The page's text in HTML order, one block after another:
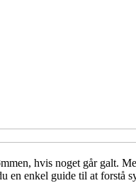
hvis noget går galt.
en enkel guide til at forstå